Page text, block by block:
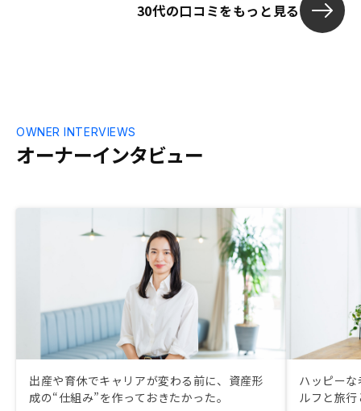
30代の口コミをもっと見る
オーナーインタビュー
OWNER INTERVIEWS
出産や育休でキャリアが変わる前に、資産形
成の“仕組み”を作っておきたかった。
ハッピー
ルフと旅